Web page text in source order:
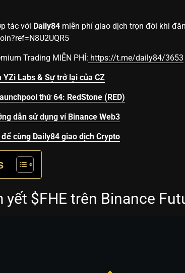
tác với Daily84 miễn phí giao dịch trọn đời khi
Trading MIỄN PHÍ: https://t.me/daily84/3653
Labs & Sự trở lại của CZ
thứ 64: RedStone (RED)
dẫn sử dụng ví Binance Web3
cùng Daily84 giao dịch Crypto
$FHE trên Binance